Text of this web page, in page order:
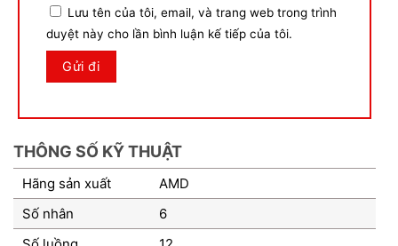
Lưu tên của tôi, email, và trang web trong trình
duyệt này cho lần bình luận kế tiếp của tôi.
THÔNG SỐ KỸ THUẬT
Hãng sản xuất
AMD
Số nhân
6